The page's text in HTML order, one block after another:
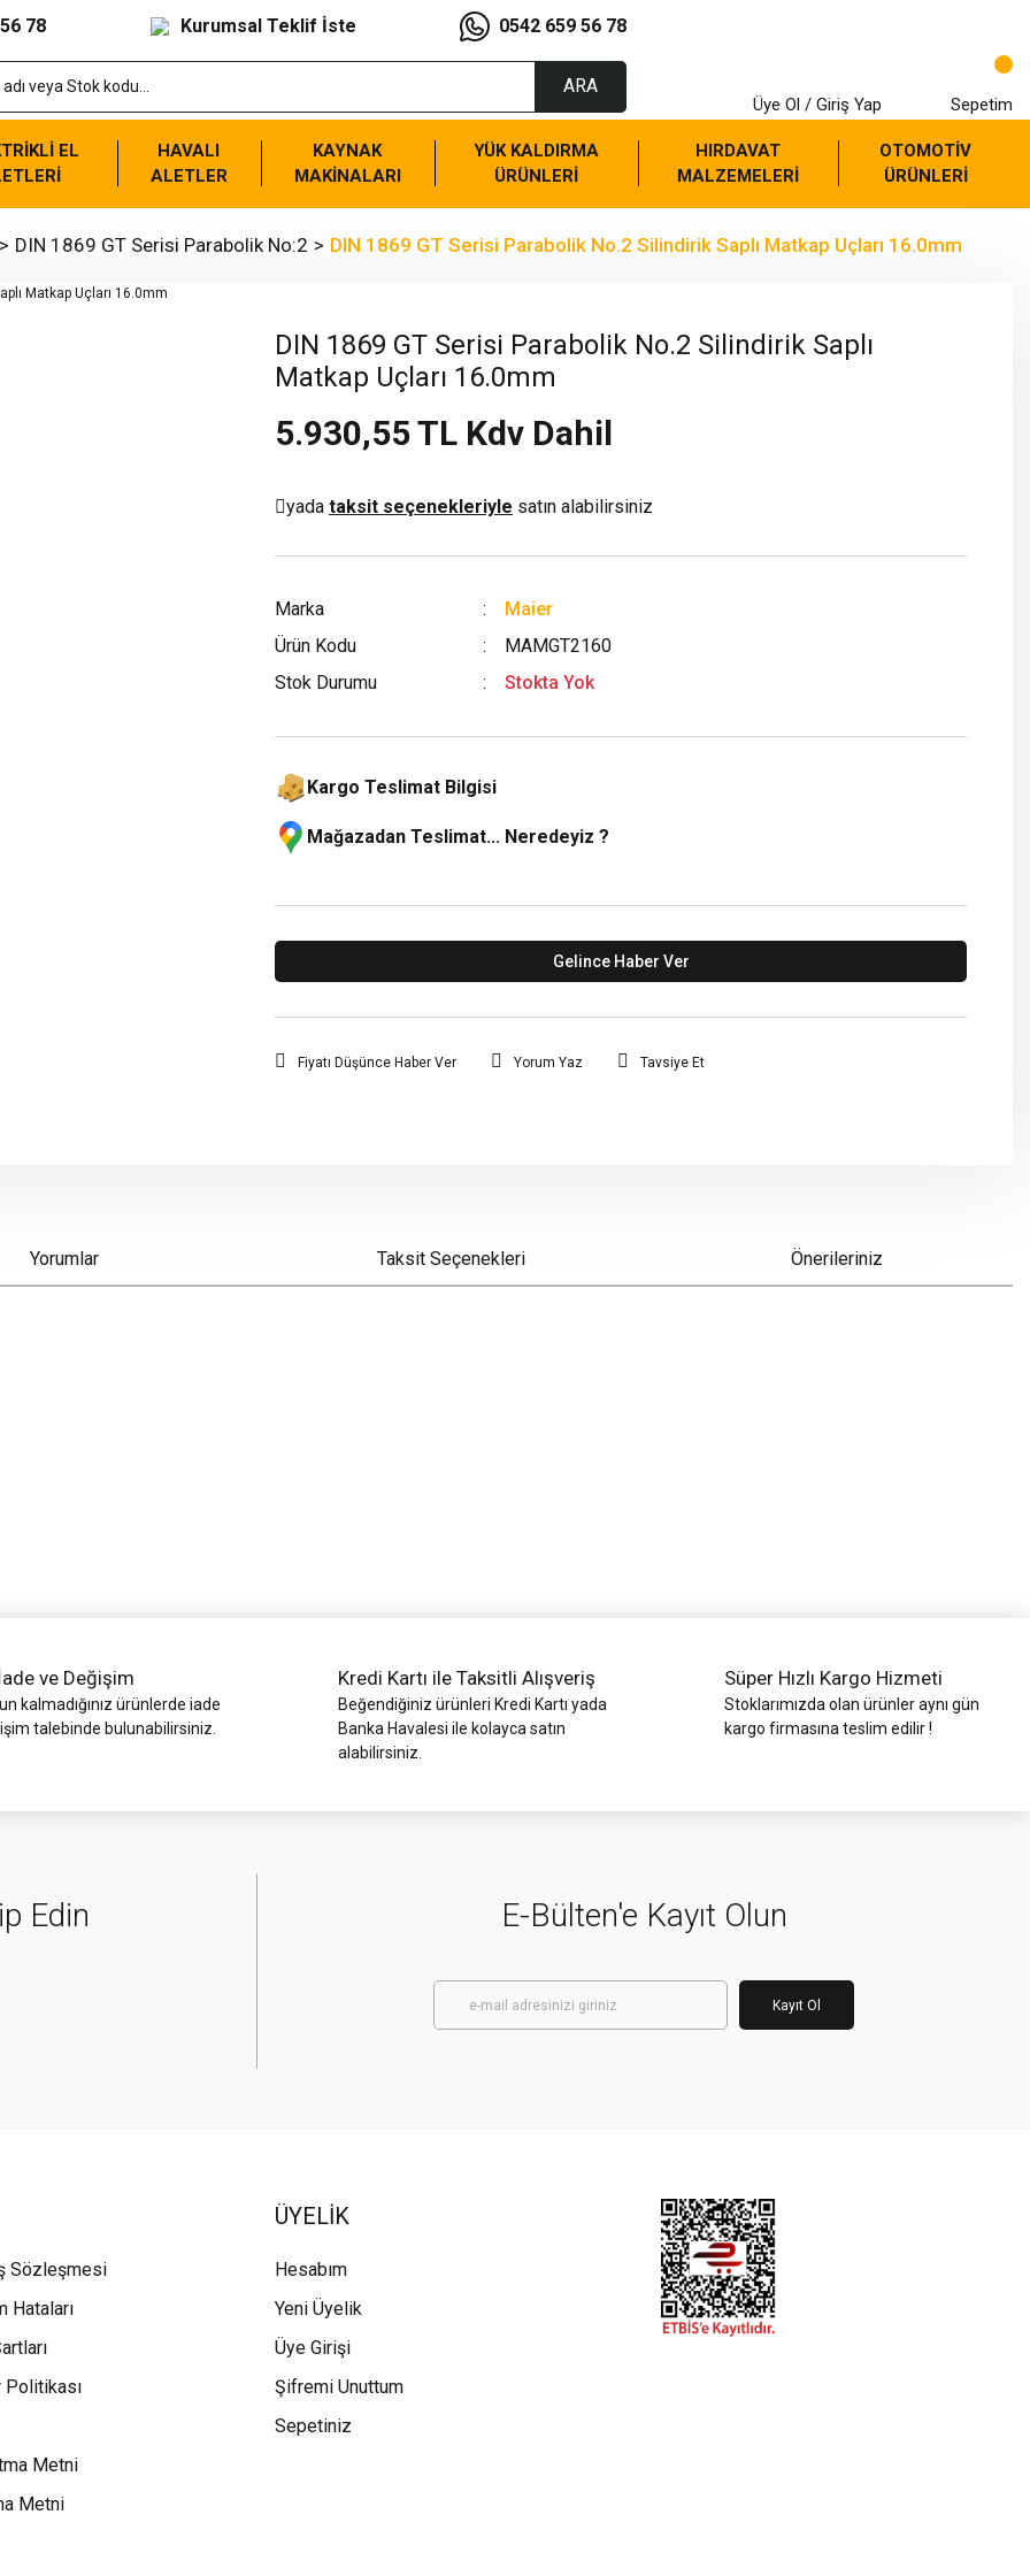
78 Kurumsal Teklif İste 0542 659 56 78
ARA
Üye Ol / Giriş Yap Sepetim
EL
HAVALI
ALETLER
KAYNAK
MAKİNALARI
YÜK KALDIRMA
ÜRÜNLERİ
HIRDAVAT
MALZEMELERİ
OTOMOTİV
ÜRÜNLERİ
DIN 1869 GT Serisi Parabolik No:2 DIN 1869 GT Serisi Parabolik No.2 Silindirik Saplı Matkap Uçları 16.0mm
DIN 1869 GT Serisi Parabolik No.2 Silindirik Saplı
Matkap Uçları 16.0mm
5.930,55 TL Kdv Dahil
yada taksit seçenekleriyle satın alabilirsiniz
Marka
Maier
Ürün Kodu
MAMGT2160
Stok Durumu
Stokta Yok
Kargo Teslimat Bilgisi
Mağazadan Teslimat... Neredeyiz ?
Gelince Haber Ver
Fiyatı Düşünce Haber Ver Yorum Yaz Tavsiye Et
Yorumlar Taksit Seçenekleri Önerileriniz
ve Değişim
kalmadığınız ürünlerde iade
talebinde bulunabilirsiniz.
Kredi Kartı ile Taksitli Alışveriş
Beğendiğiniz ürünleri Kredi Kartı yada
Banka Havalesi ile kolayca satın
alabilirsiniz.
Süper Hızlı Kargo Hizmeti
Stoklarımızda olan ürünler aynı gün
kargo firmasına teslim edilir !
Edin E-Bülten'e Kayıt Olun
Kayıt Ol
Sözleşmesi
Hataları
Metni
Metni
ÜYELİK
Hesabım
Yeni Üyelik
Üye Girişi
Şifremi Unuttum
Sepetiniz